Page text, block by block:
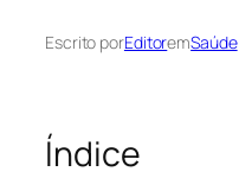
Escrito porEditoremSaúde
Índice